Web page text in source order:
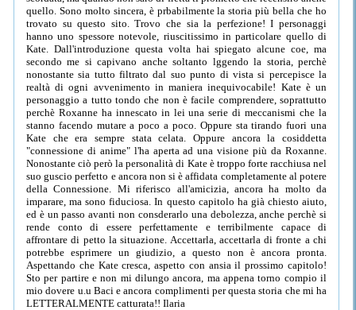
quello. Sono molto sincera, è prbabilmente la storia più bella che ho
trovato su questo sito. Trovo che sia la perfezione! I personaggi
hanno uno spessore notevole, riuscitissimo in particolare quello di
Kate. Dall'introduzione questa volta hai spiegato alcune coe, ma
secondo me si capivano anche soltanto lggendo la storia, perchè
nonostante sia tutto filtrato dal suo punto di vista si percepisce la
realtà di ogni avvenimento in maniera inequivocabile! Kate è un
personaggio a tutto tondo che non è facile comprendere, soprattutto
perchè Roxanne ha innescato in lei una serie di meccanismi che la
stanno facendo mutare a poco a poco. Oppure sta tirando fuori una
Kate che era sempre stata celata. Oppure ancora la cosiddetta
"connessione di anime" l'ha aperta ad una visione più da Roxanne.
Nonostante ciò però la personalità di Kate è troppo forte racchiusa nel
suo guscio perfetto e ancora non si è affidata completamente al potere
della Connessione. Mi riferisco all'amicizia, ancora ha molto da
imparare, ma sono fiduciosa. In questo capitolo ha già chiesto aiuto,
ed è un passo avanti non consderarlo una debolezza, anche perchè si
rende conto di essere perfettamente e terribilmente capace di
affrontare di petto la situazione. Accettarla, accettarla di fronte a chi
potrebbe esprimere un giudizio, a questo non è ancora pronta.
Aspettando che Kate cresca, aspetto con ansia il prossimo capitolo!
Sto per partire e non mi dilungo ancora, ma appena torno compio il
mio dovere u.u Baci e ancora complimenti per questa storia che mi ha
LETTERALMENTE catturata!! Ilaria